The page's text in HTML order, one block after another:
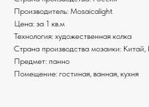
Производитель: Mosaicalight
Цена: за 1 кв.м
Технология: художественная колка
Страна производства мозаики: Китай,
Предмет: панно
Помещение: гостиная, ванная, кухня